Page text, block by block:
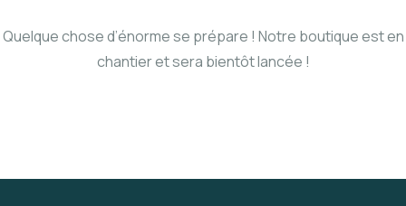
Quelque chose d’énorme se prépare ! Notre boutique est en
chantier et sera bientôt lancée !